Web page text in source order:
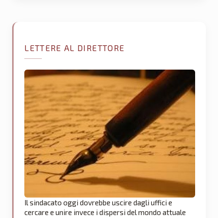
LETTERE AL DIRETTORE
Il sindacato oggi dovrebbe uscire dagli uffici e
cercare e unire invece i dispersi del mondo attuale